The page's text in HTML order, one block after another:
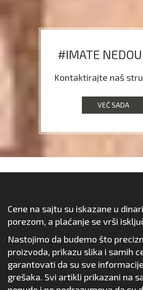
#IMATE
Kontaktirajte naš
VEĆ SADA
Cene na sajtu su iskazane u
porezom, a plaćanje se vrši
Nastojimo da budemo što
proizvoda, prikazu slika i samih
garantovati da su sve
grešaka. Svi artikli prikazani na